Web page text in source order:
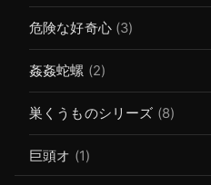
危険な好奇心(3)
姦姦蛇螺 (2)
巣くうものシリーズ (8)
巨頭オ (1)